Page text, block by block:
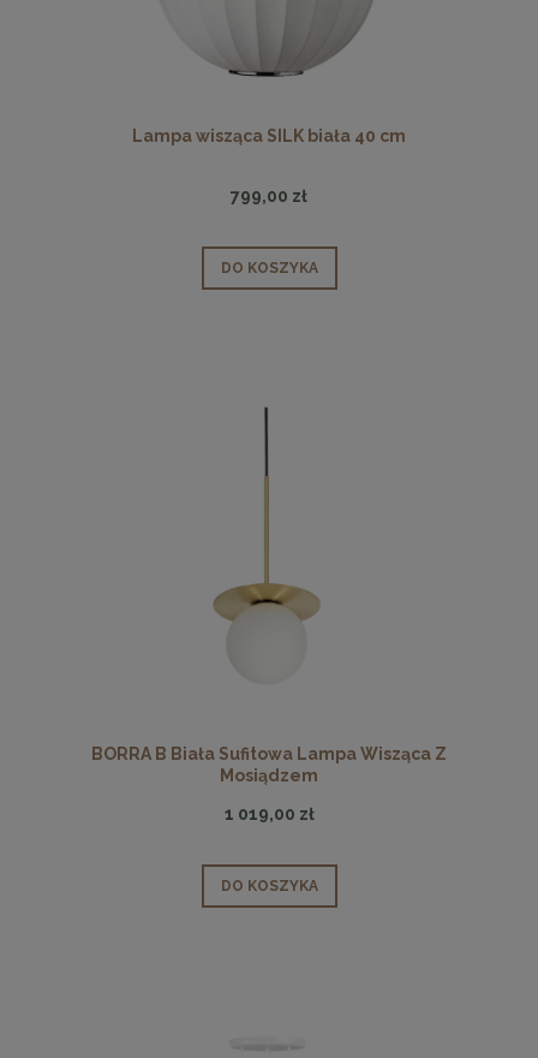
Lampa wisząca SILK biała 40 cm
799,00 zł
DO KOSZYKA
BORRA B Biała Sufitowa Lampa Wisząca Z
Mosiądzem
1 019,00 zł
DO KOSZYKA